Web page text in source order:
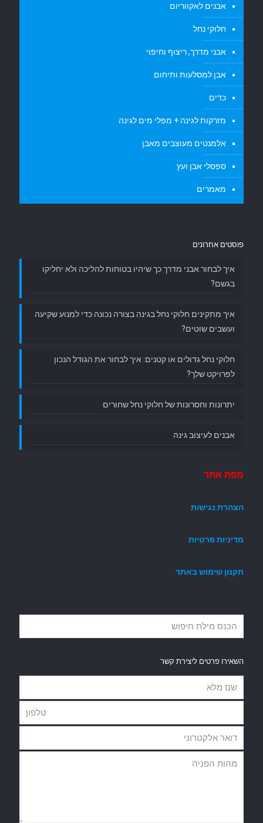
אבנים לאקווריום
חלוקי נחל
אבני מדרך, ריצוף וחיפוי
אבן למסלעות ותיחום
כדים
מזרקות לגינה + מפלי מים לגינה
אלמנטים מעוצבים מאבן
ספסלי אבן ועץ
מאמרים
פוסטים אחרונים
איך לבחור אבני מדרך כך שיהיו בטוחות להליכה ולא יחליקו
בגשם?
איך מתקינים חלוקי נחל בגינה בצורה נכונה כדי למנוע שקיעה
ועשבים שוטים?
חלוקי נחל גדולים או קטנים: איך לבחור את הגודל הנכון
לפרויקט שלך?
יתרונות וחסרונות של חלוקי נחל שחורים
אבנים לעיצוב גינה
מפת אתר
הצהרת נגישות
מדיניות פרטיות
תקנון שימוש באתר
השאירו פרטים ליצירת קשר